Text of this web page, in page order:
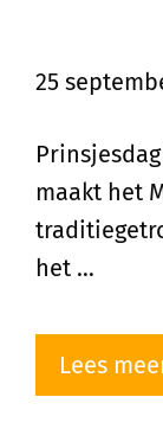
25
maakt het
het …
Lees